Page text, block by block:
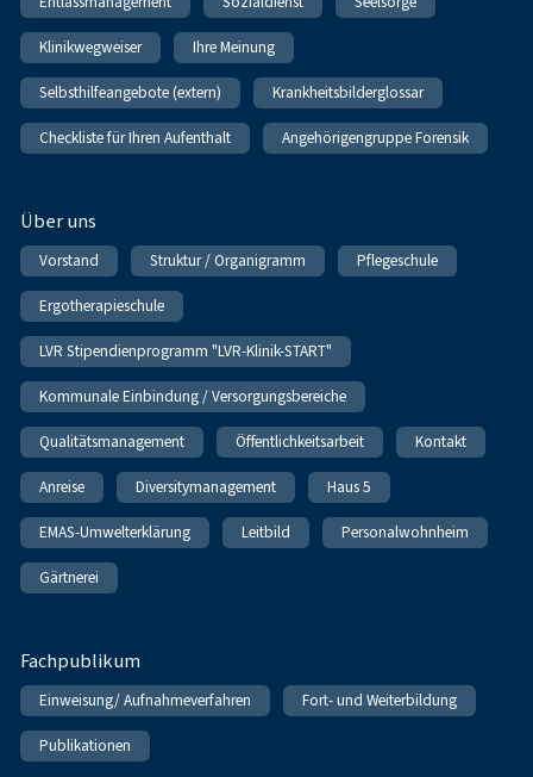
Klinikwegweiser Ihre Meinung
Selbsthilfeangebote (extern) Krankheitsbilderglossar
Checkliste für Ihren Aufenthalt Angehörigengruppe Forensik
Über uns
Vorstand Struktur / Organigramm Pflegeschule
Ergotherapieschule
LVR Stipendienprogramm "LVR-Klinik-START"
Kommunale Einbindung / Versorgungsbereiche
Qualitätsmanagement Öffentlichkeitsarbeit Kontakt
Anreise Diversitymanagement Haus 5
EMAS-Umwelterklärung Leitbild Personalwohnheim
Gärtnerei
Fachpublikum
Einweisung/ Aufnahmeverfahren Fort- und Weiterbildung
Publikationen